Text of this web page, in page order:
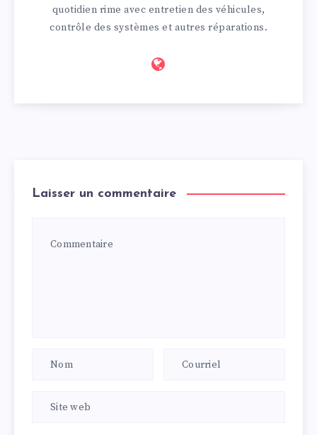
quotidien rime avec entretien des véhicules,
contrôle des systèmes et autres réparations.
Laisser un commentaire